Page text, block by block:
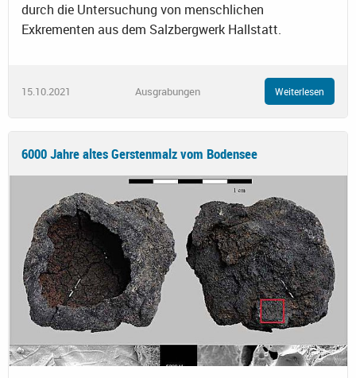
durch die Untersuchung von menschlichen
Exkrementen aus dem Salzbergwerk Hallstatt.
15.10.2021 Ausgrabungen Weiterlesen
6000 Jahre altes Gerstenmalz vom Bodensee